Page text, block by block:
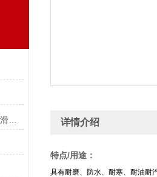
25KV黑色平板绝缘垫25KV绿色防滑绝缘垫 详情介绍
特点/用途：
具有耐磨、防水、耐寒、耐油耐